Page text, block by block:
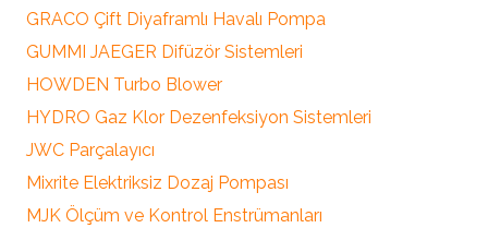
GRACO Çift Diyaframlı Havalı Pompa
GUMMI JAEGER Difüzör Sistemleri
HOWDEN Turbo Blower
HYDRO Gaz Klor Dezenfeksiyon Sistemleri
JWC Parçalayıcı
Mixrite Elektriksiz Dozaj Pompası
MJK Ölçüm ve Kontrol Enstrümanları